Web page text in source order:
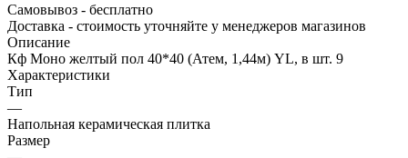
Самовывоз - бесплатно
Доставка - стоимость уточняйте у менеджеров магазинов
Описание
Кф Моно желтый пол 40*40 (Атем, 1,44м) YL, в шт. 9
Характеристики
Тип
—
Напольная керамическая плитка
Размер